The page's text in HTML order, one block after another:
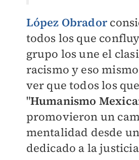
López Obrador
todos los que
grupo los une el
racismo y eso
ver que todos los
"Humanismo
promovieron un
mentalidad desde
dedicado a la